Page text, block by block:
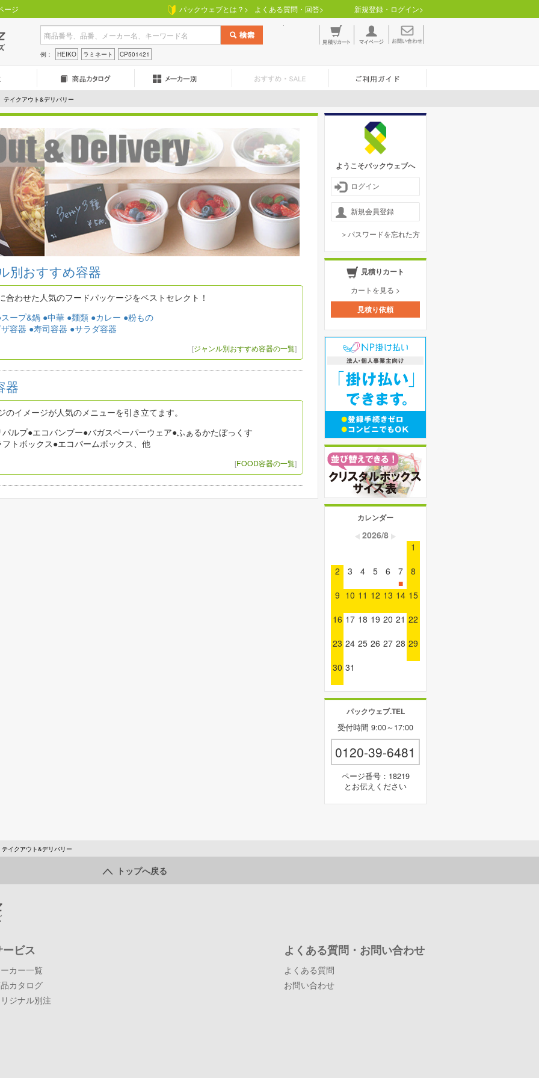
ージ パックウェブとは？> よくある質問・回答> 新規登録・ログイン>
例： HEIKO ラミネート CP501421
テイクアウト&デリバリー
ようこそパックウェブへ
ログイン
新規会員登録
＞パスワードを忘れた方
見積りカート
カートを見る >
見積り依頼
カレンダー
2026/8
1
2
3 4 5 6
7
■
8
9 10 11 12 13 14 15
16 17 18 19 20 21 22
23 24 25 26 27 28 29
30 31
パックウェブ.TEL
受付時間 9:00～17:00
0120-39-6481
ページ番号：18219
とお伝えください
別おすすめ容器
合わせた人気のフードパッケージをベストセレクト！
ープ&鍋 ●中華 ●麺類 ●カレー ●粉もの
容器 ●寿司容器 ●サラダ容器
[ジャンル別おすすめ容器の一覧]
器
のイメージが人気のメニューを引き立てます。
ルプ●エコバンブー●バガスペーパーウェア●ふぁるかたぼっくす
トボックス●エコパームボックス、他
[FOOD容器の一覧]
テイクアウト&デリバリー
トップへ戻る
ビス
カー一覧
カタログ
ジナル別注
よくある質問・お問い合わせ
よくある質問
お問い合わせ